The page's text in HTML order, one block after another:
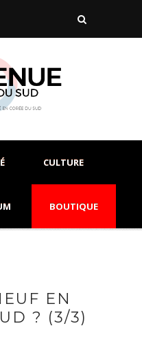
CULTURE
BOUTIQUE
EN
? (3/3)